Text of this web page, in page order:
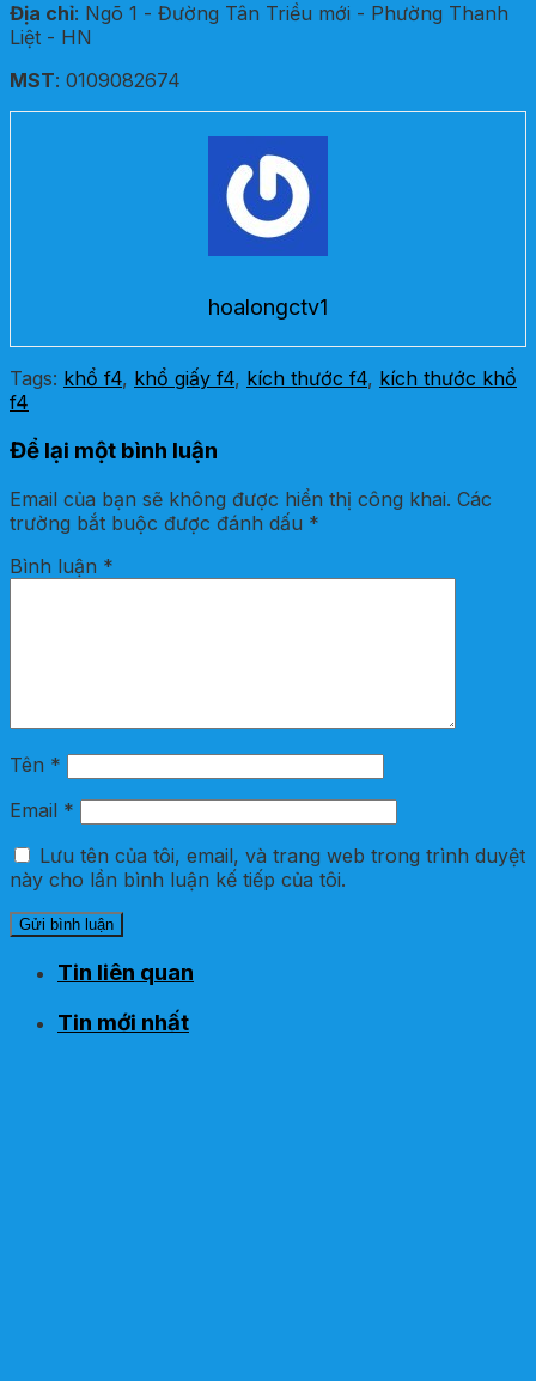
Địa chỉ: Ngõ 1 - Đường Tân Triều mới - Phường Thanh
Liệt - HN
MST: 0109082674
hoalongctv1
Tags: khổ f4, khổ giấy f4, kích thước f4, kích thước khổ
f4
Để lại một bình luận
Email của bạn sẽ không được hiển thị công khai. Các
trường bắt buộc được đánh dấu *
Bình luận *
Tên *
Email *
Lưu tên của tôi, email, và trang web trong trình duyệt
này cho lần bình luận kế tiếp của tôi.
Tin liên quan
Tin mới nhất